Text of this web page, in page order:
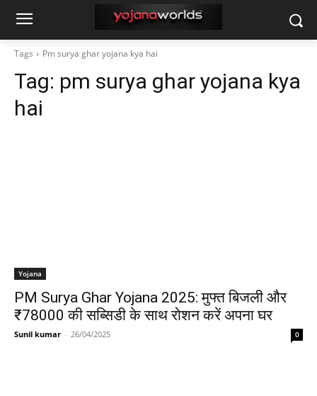
Tags Pm surya ghar yojana kya hai
Tag: pm surya ghar yojana kya
hai
Yojana
PM Surya Ghar Yojana 2025: मुफ्त बिजली और
₹78000 की सब्सिडी के साथ रोशन करें अपना घर
Sunil kumar - 26/04/2025 0